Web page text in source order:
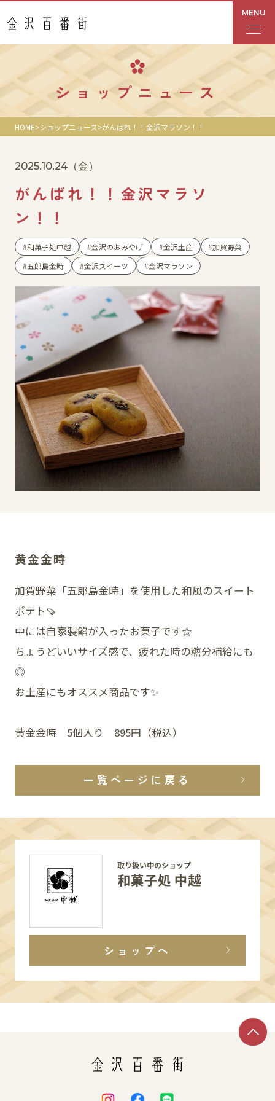
MENU
フロアガイド
あんと
Rinto
あんと西
レストラン・カフェ
ショップニュース
イベント
アクセス・パーキング
館内サービス
施設からのお知らせ
スタッフ募集
百番街くらぶ
ショップニュース
HOME ショップニュース がんばれ！！金沢マラソン！！
2025.10.24（金）
がんばれ！！金沢マラソ
ン！！
和菓子処中越 金沢のおみやげ 金沢土産
加賀野菜
五郎島金時
金沢スイーツ 金沢マラソン
黄金金時
加賀野菜「五郎島金時」を使用した和風のスイート
ポテト🍠
中には自家製餡が入ったお菓子です☆
ちょうどいいサイズ感で、疲れた時の糖分補給にも
◎
お土産にもオススメ商品です✨
黄金金時 5個入り 895円（税込）
一覧ページに戻る
取り扱い中のショップ
和菓子処 中越
ショップへ